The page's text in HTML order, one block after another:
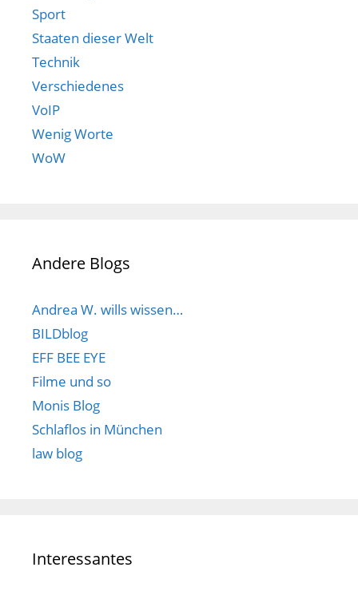
Sport
Staaten dieser Welt
Technik
Verschiedenes
VoIP
Wenig Worte
WoW
Andere Blogs
Andrea W. wills wissen…
BILDblog
EFF BEE EYE
Filme und so
Monis Blog
Schlaflos in München
law blog
Interessantes